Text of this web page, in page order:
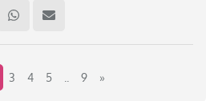
3 4 5 9 »